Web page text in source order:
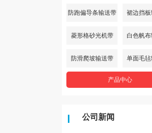
防跑偏导条输送带 裙边挡
菱形格砂光机带 白色帆
防滑爬坡输送带 单面毛
产品中心
公司新闻